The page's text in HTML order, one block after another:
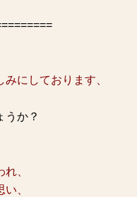
にしております、
うか？
、
、